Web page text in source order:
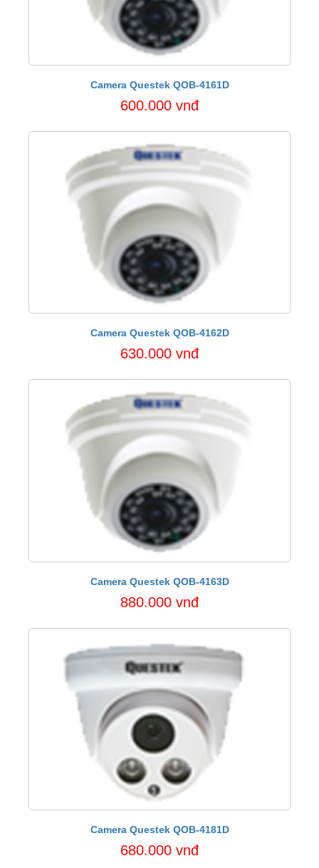
Camera Questek QOB-4161D
600.000 vnđ
Camera Questek QOB-4162D
630.000 vnđ
Camera Questek QOB-4163D
880.000 vnđ
Camera Questek QOB-4181D
680.000 vnđ